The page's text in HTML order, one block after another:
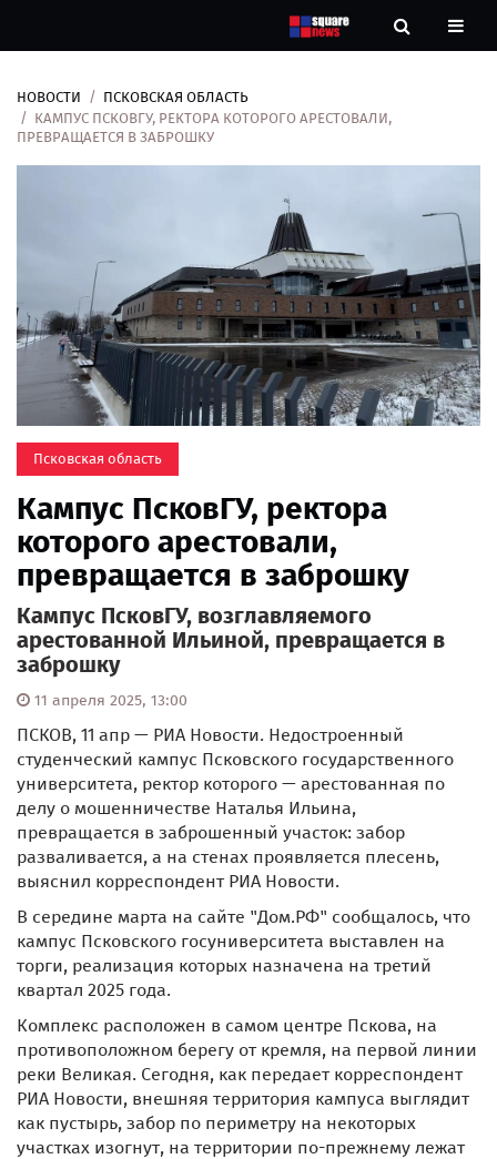
Новости
Рубрики
нас
НОВОСТИ
ПСКОВСКАЯ ОБЛАСТЬ
КАМПУС ПСКОВГУ, РЕКТОРА КОТОРОГО АРЕСТОВАЛИ,
ПРЕВРАЩАЕТСЯ В ЗАБРОШКУ
Псковская область
Кампус ПсковГУ, ректора
которого арестовали,
превращается в заброшку
Кампус ПсковГУ, возглавляемого
арестованной Ильиной, превращается в
заброшку
11 апреля 2025, 13:00
ПСКОВ, 11 апр — РИА Новости. Недостроенный
студенческий кампус Псковского государственного
университета, ректор которого — арестованная по
делу о мошенничестве Наталья Ильина,
превращается в заброшенный участок: забор
разваливается, а на стенах проявляется плесень,
выяснил корреспондент РИА Новости.
В середине марта на сайте "Дом.РФ" сообщалось, что
кампус Псковского госуниверситета выставлен на
торги, реализация которых назначена на третий
квартал 2025 года.
Комплекс расположен в самом центре Пскова, на
противоположном берегу от кремля, на первой линии
реки Великая. Сегодня, как передает корреспондент
РИА Новости, внешняя территория кампуса выглядит
как пустырь, забор по периметру на некоторых
участках изогнут, на территории по-прежнему лежат